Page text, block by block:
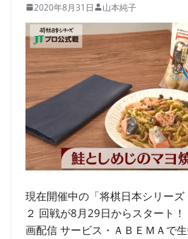
2020年8月31日 山本純子
現在開催中の「将棋日本シリーズ
２ 回戦が8月29日からスタート
画配信 サービス・ＡＢＥＭＡで生